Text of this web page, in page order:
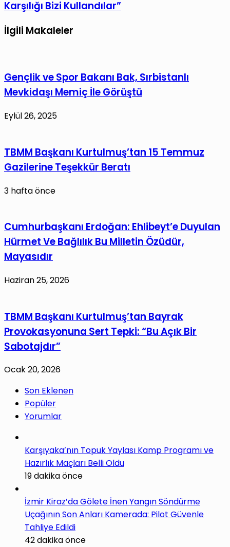
Karşılığı Bizi Kullandılar”
İlgili Makaleler
Gençlik ve Spor Bakanı Bak, Sırbistanlı
Mevkidaşı Memiç İle Görüştü
Eylül 26, 2025
TBMM Başkanı Kurtulmuş’tan 15 Temmuz
Gazilerine Teşekkür Beratı
3 hafta önce
Cumhurbaşkanı Erdoğan: Ehlibeyt’e Duyulan
Hürmet Ve Bağlılık Bu Milletin Özüdür,
Mayasıdır
Haziran 25, 2026
TBMM Başkanı Kurtulmuş’tan Bayrak
Provokasyonuna Sert Tepki: “Bu Açık Bir
Sabotajdır”
Ocak 20, 2026
Son Eklenen
Popüler
Yorumlar
Karşıyaka’nın Topuk Yaylası Kamp Programı ve
Hazırlık Maçları Belli Oldu
19 dakika önce
İzmir Kiraz’da Gölete İnen Yangın Söndürme
Uçağının Son Anları Kamerada: Pilot Güvenle
Tahliye Edildi
42 dakika önce